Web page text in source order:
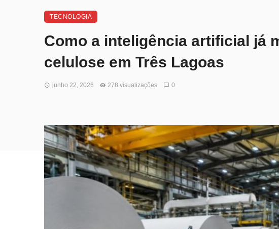
TECNOLOGIA
Como a inteligência artificial já
celulose em Três Lagoas
junho 22, 2026 278 visualizações 0